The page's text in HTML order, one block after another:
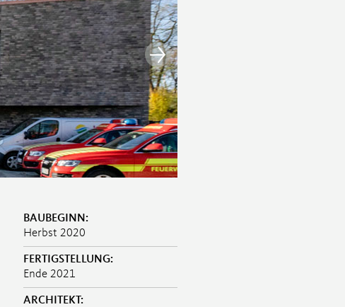
BAUBEGINN:
Herbst 2020
FERTIGSTELLUNG:
Ende 2021
ARCHITEKT: